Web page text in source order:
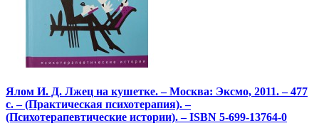
Ялом И. Д. Лжец на кушетке. – Москва: Эксмо, 2011. – 477
с. – (Практическая психотерапия). –
(Психотерапевтические истории). – ISBN 5-699-13764-0